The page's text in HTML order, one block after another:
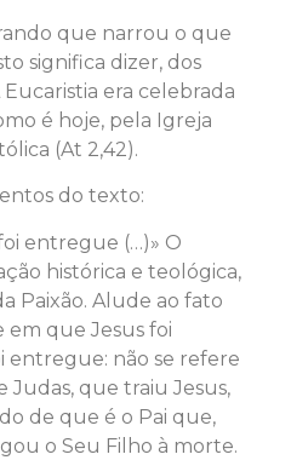
que narrou o que
significa dizer, dos
era celebrada
é hoje, pela Igreja
(At 2,42).
do texto:
entregue (…)» O
histórica e teológica,
Paixão. Alude ao fato
que Jesus foi
entregue: não se refere
que traiu Jesus,
de que é o Pai que,
o Seu Filho à morte.